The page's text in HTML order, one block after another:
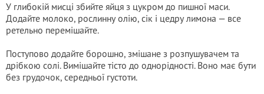
У глибокій мисці збийте яйця з цукром до пишної маси.
Додайте молоко, рослинну олію, сік і цедру лимона — все
ретельно перемішайте.
Поступово додайте борошно, змішане з розпушувачем та
дрібкою солі. Вимішайте тісто до однорідності. Воно має бути
без грудочок, середньої густоти.